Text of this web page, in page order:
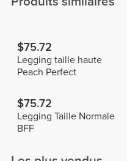
$75.72
Legging taille haute
Peach Perfect
$75.72
Legging Taille Normale
BFF